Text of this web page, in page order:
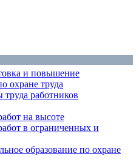
и повышение
охране труда
работников
на высоте
в ограниченных и
образование по охране